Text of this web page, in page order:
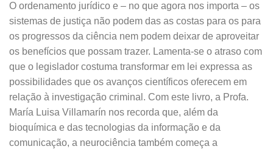
O ordenamento jurídico e – no que agora nos importa – os
sistemas de justiça não podem das as costas para os para
os progressos da ciência nem podem deixar de aproveitar
os benefícios que possam trazer. Lamenta-se o atraso com
que o legislador costuma transformar em lei expressa as
possibilidades que os avanços científicos oferecem em
relação à investigação criminal. Com este livro, a Profa.
María Luisa Villamarín nos recorda que, além da
bioquímica e das tecnologias da informação e da
comunicação, a neurociência também começa a